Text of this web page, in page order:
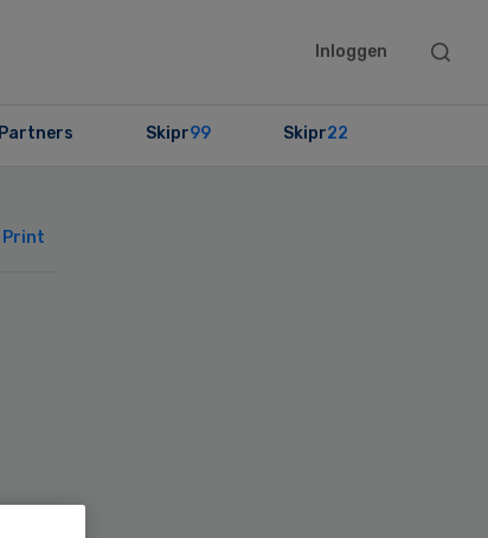
Inloggen
Search
Partners Skipr99 Skipr22
Print